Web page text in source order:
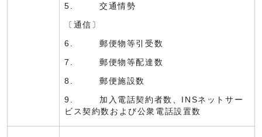
5. 交通情勢
〔通信〕
6. 郵便物等引受数
7. 郵便物等配達数
8. 郵便施設数
9. 加入電話契約者数、INSネットサー
ビス契約数および公衆電話設置数